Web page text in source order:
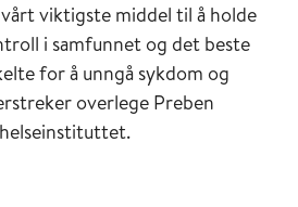
viktigste middel til å holde
i samfunnet og det beste
for å unngå sykdom og
overlege Preben